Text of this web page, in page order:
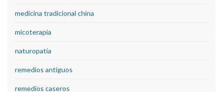
medicina tradicional china
micoterapia
naturopatia
remedios antiguos
remedios caseros